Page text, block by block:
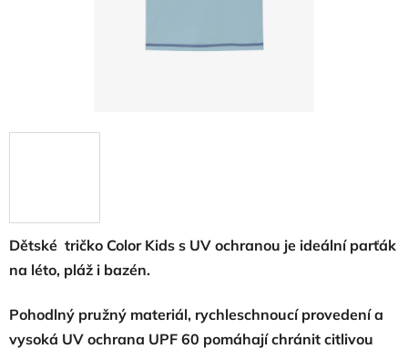
Dětské tričko Color Kids s UV ochranou je ideální parťák
na léto, pláž i bazén.
Pohodlný pružný materiál, rychleschnoucí provedení a
vysoká UV ochrana UPF 60 pomáhají chránit citlivou